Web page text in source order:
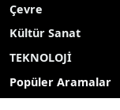
Çevre
Kültür Sanat
TEKNOLOJİ
Popüler Aramalar